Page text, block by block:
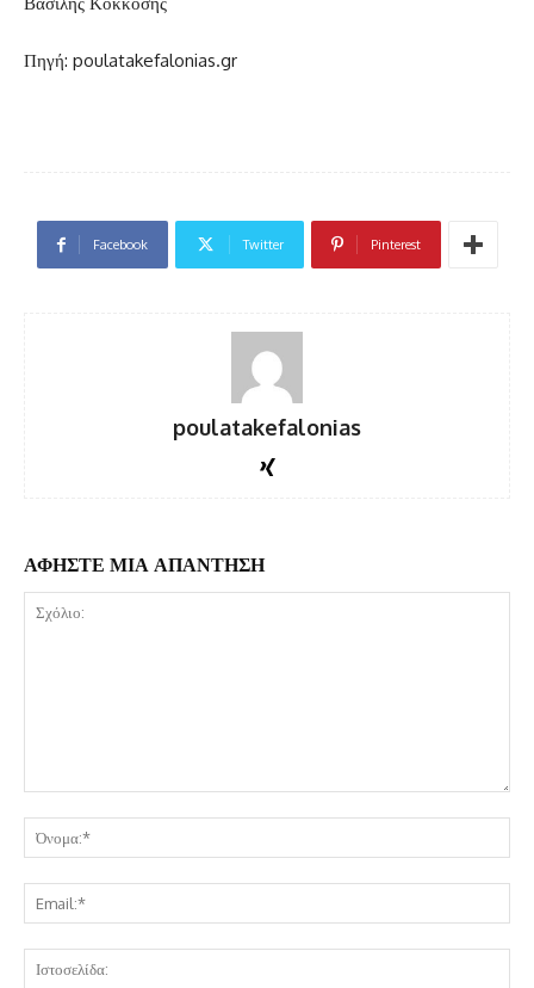
Πηγή: poulatakefalonias.gr
Facebook Twitter Pinterest
poulatakefalonias
ΑΦΗΣΤΕ ΜΙΑ ΑΠΑΝΤΗΣΗ